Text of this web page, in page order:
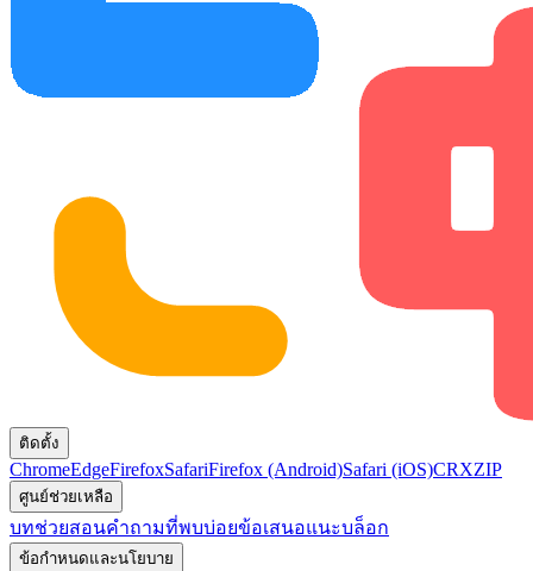
ติดตั้ง
ChromeEdgeFirefoxSafariFirefox (Android)Safari (iOS)CRXZIP
ศูนย์ช่วยเหลือ
บทช่วยสอนคำถามที่พบบ่อยข้อเสนอแนะบล็อก
ข้อกำหนดและนโยบาย